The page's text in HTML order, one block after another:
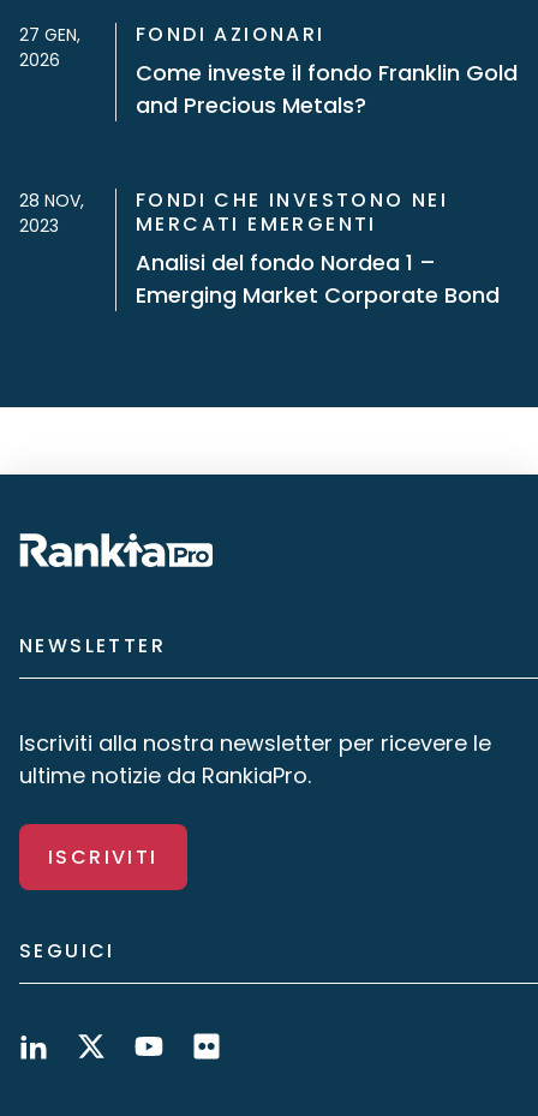
27 GEN,
2026
FONDI AZIONARI
Come investe il fondo Franklin Gold
and Precious Metals?
28 NOV,
2023
FONDI CHE INVESTONO NEI
MERCATI EMERGENTI
Analisi del fondo Nordea 1 –
Emerging Market Corporate Bond
NEWSLETTER
Iscriviti alla nostra newsletter per ricevere le
ultime notizie da RankiaPro.
ISCRIVITI
SEGUICI